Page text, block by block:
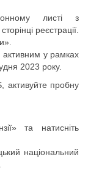
листі з
реєстрації.
активним у рамках
2023 року.
активуйте пробну
та натисніть
національний